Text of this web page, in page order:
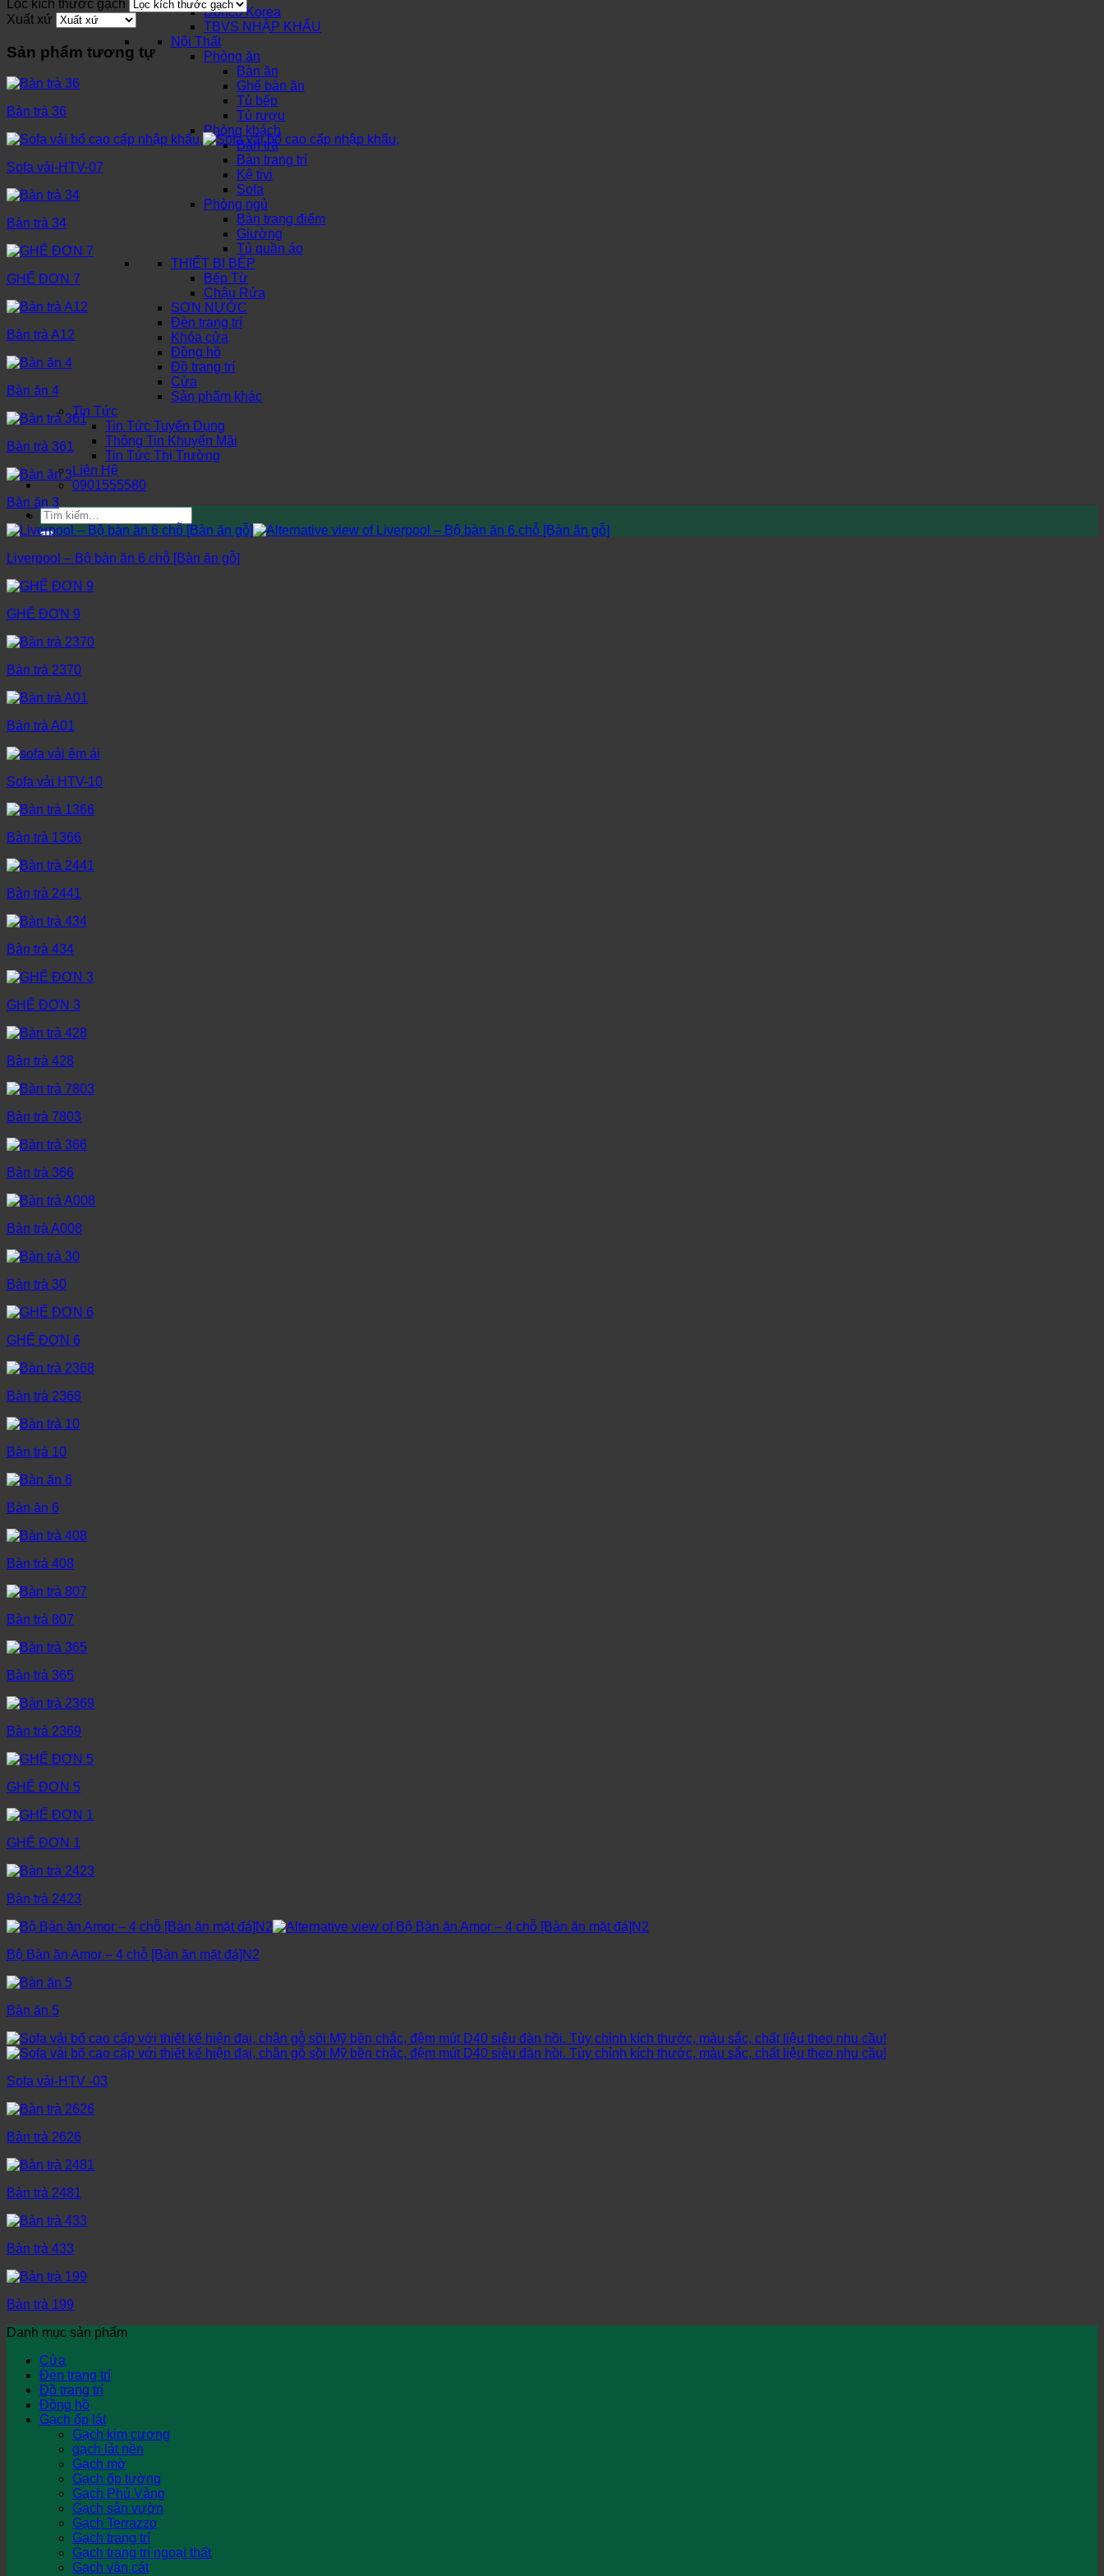
Dorico Korea
TBVS NHẬP KHẨU
Nội Thất
Phòng ăn
Bàn ăn
Ghế bàn ăn
Tủ bếp
Tủ rượu
Phòng khách
Bàn trà
Bàn trang trí
Kệ tivi
Sofa
Phòng ngủ
Bàn trang điểm
Giường
Tủ quần áo
THIẾT BỊ BẾP
Bếp Từ
Chậu Rửa
SƠN NƯỚC
Đèn trang trí
Khóa cửa
Đồng hồ
Đồ trang trí
Cửa
Sản phẩm khác
Tin Tức
Tin Tức Tuyển Dụng
Thông Tin Khuyến Mãi
Tin Tức Thị Trường
Liên Hệ
0901555580
Tìm
kiếm:
Lọc kích thước gạch
Xuất xứ
Sản phẩm tương tự
Bàn trà 36
Sofa vải-HTV-07
Bàn trà 34
GHẾ ĐƠN 7
Bàn trà A12
Bàn ăn 4
Bàn trà 361
Bàn ăn 3
Liverpool – Bộ bàn ăn 6 chỗ [Bàn ăn gỗ]
GHẾ ĐƠN 9
Bàn trà 2370
Bàn trà A01
Sofa vải HTV-10
Bàn trà 1366
Bàn trà 2441
Bàn trà 434
GHẾ ĐƠN 3
Bàn trà 428
Bàn trà 7803
Bàn trà 366
Bàn trà A008
Bàn trà 30
GHẾ ĐƠN 6
Bàn trà 2368
Bàn trà 10
Bàn ăn 6
Bàn trà 408
Bàn trà 807
Bàn trà 365
Bàn trà 2369
GHẾ ĐƠN 5
GHẾ ĐƠN 1
Bàn trà 2423
Bộ Bàn ăn Amor – 4 chỗ [Bàn ăn mặt đá]N2
Bàn ăn 5
Sofa vải-HTV -03
Bàn trà 2626
Bàn trà 2481
Bàn trà 433
Bàn trà 199
Danh mục sản phẩm
Cửa
Đèn trang trí
Đồ trang trí
Đồng hồ
Gạch ốp lát
Gạch kim cương
gạch lát nền
Gạch mờ
Gạch ốp tường
Gạch Phủ Vàng
Gạch sân vườn
Gạch Terrazzo
Gạch trang trí
Gạch trang trí ngoại thất
Gạch vân cát